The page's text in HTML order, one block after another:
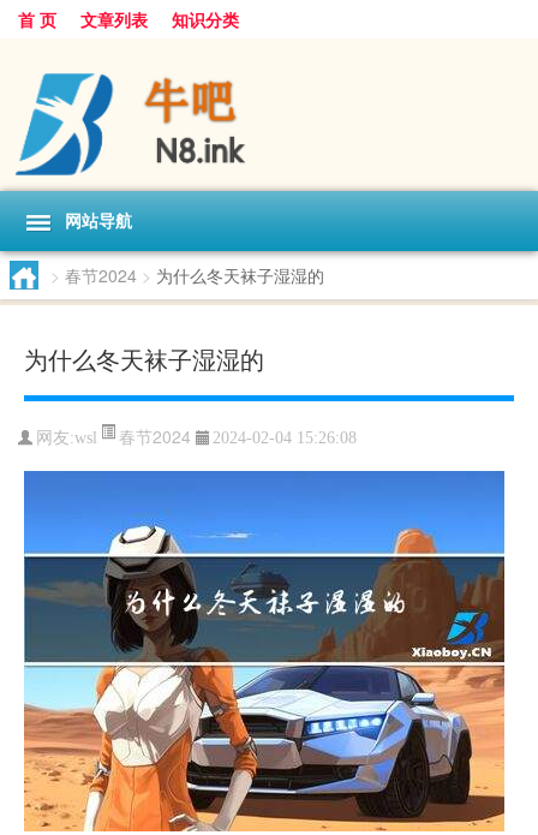
首 页 文章列表 知识分类
网站导航
> 春节2024 > 为什么冬天袜子湿湿的
为什么冬天袜子湿湿的
网友:wsl 春节2024 2024-02-04 15:26:08